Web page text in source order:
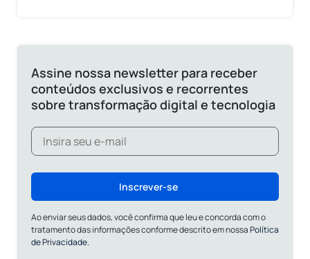
Assine nossa newsletter para receber
conteúdos exclusivos e recorrentes
sobre transformação digital e tecnologia
Inscrever-se
Ao enviar seus dados, você confirma que leu e concorda com o
tratamento das informações conforme descrito em nossaPolítica
de Privacidade.